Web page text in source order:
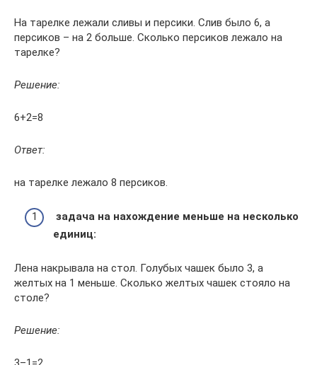
На тарелке лежали сливы и персики. Слив было 6, а
персиков – на 2 больше. Сколько персиков лежало на
тарелке?
Решение:
6+2=8
Ответ:
на тарелке лежало 8 персиков.
задача на нахождение меньше на несколько
единиц:
Лена накрывала на стол. Голубых чашек было 3, а
желтых на 1 меньше. Сколько желтых чашек стояло на
столе?
Решение: